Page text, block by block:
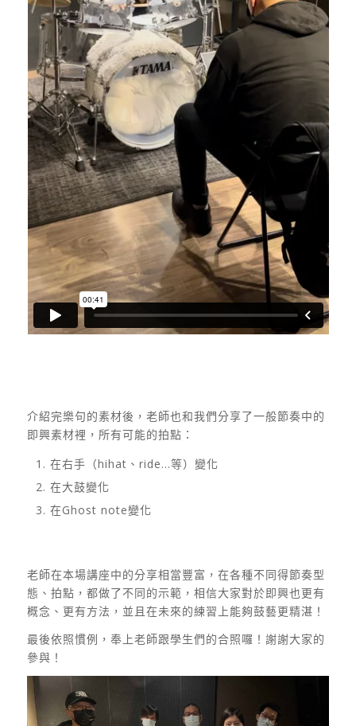
介紹完樂句的素材後，老師也和我們分享了一般節奏中的
即興素材裡，所有可能的拍點：
在右手（hihat、ride…等）變化
在大鼓變化
在Ghost note變化
老師在本場講座中的分享相當豐富，在各種不同得節奏型
態、拍點，都做了不同的示範，相信大家對於即興也更有
概念、更有方法，並且在未來的練習上能夠鼓藝更精湛！
最後依照慣例，奉上老師跟學生們的合照囉！謝謝大家的
參與！